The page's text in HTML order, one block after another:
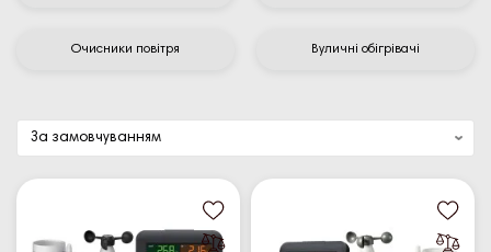
Очисники повітря Вуличні обігрівачі